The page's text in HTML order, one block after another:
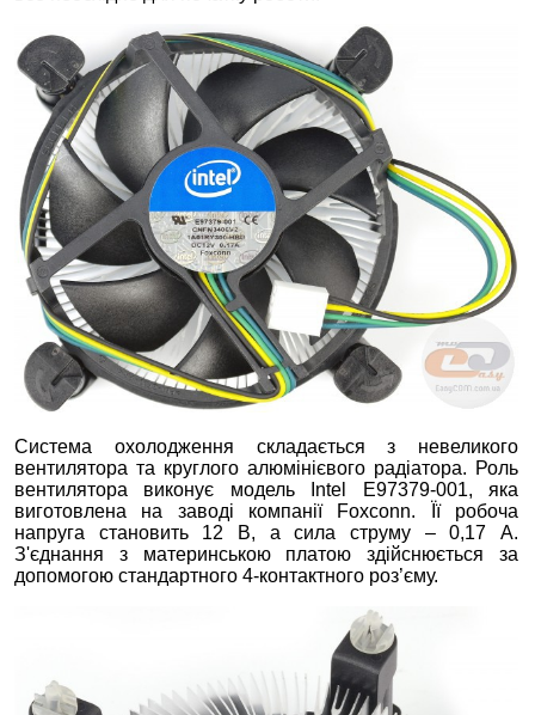
Система охолодження складається з невеликого
вентилятора та круглого алюмінієвого радіатора. Роль
вентилятора виконує модель Intel E97379-001, яка
виготовлена на заводі компанії Foxconn. Її робоча
напруга становить 12 В, а сила струму – 0,17 А.
З'єднання з материнською платою здійснюється за
допомогою стандартного 4-контактного роз’єму.